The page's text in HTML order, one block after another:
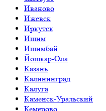
Иваново
Ижевск
Иркутск
Ишим
Ишимбай
Йошкар-Ола
Казань
Калининград
Калуга
Каменск-Уральский
Кемерово